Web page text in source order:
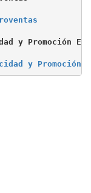
y Promoción
y Promoción